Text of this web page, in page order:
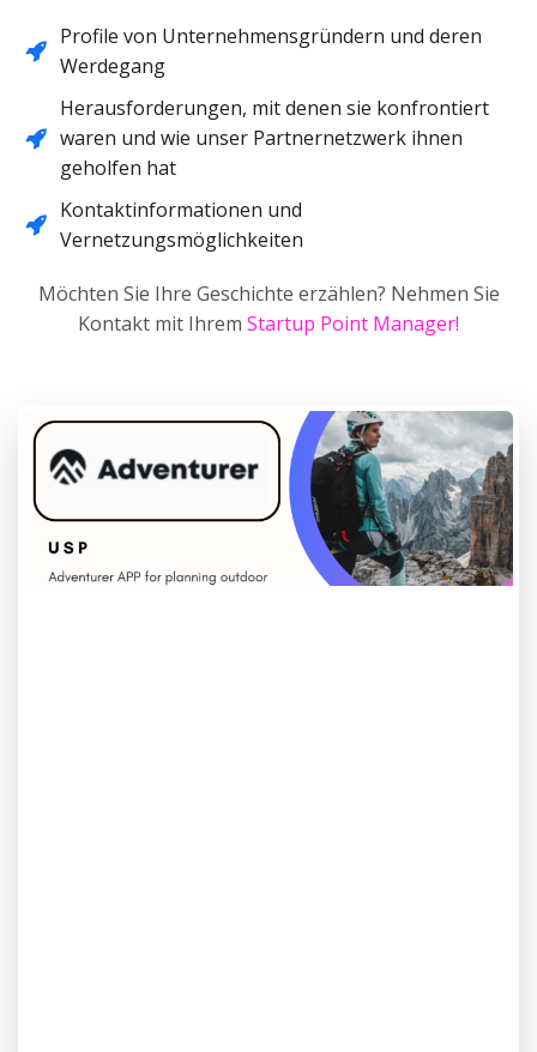
Profile von Unternehmensgründern und deren
Werdegang
Herausforderungen, mit denen sie konfrontiert
waren und wie unser Partnernetzwerk ihnen
geholfen hat
Kontaktinformationen und
Vernetzungsmöglichkeiten
Möchten Sie Ihre Geschichte erzählen? Nehmen Sie
Kontakt mit Ihrem Startup Point Manager!